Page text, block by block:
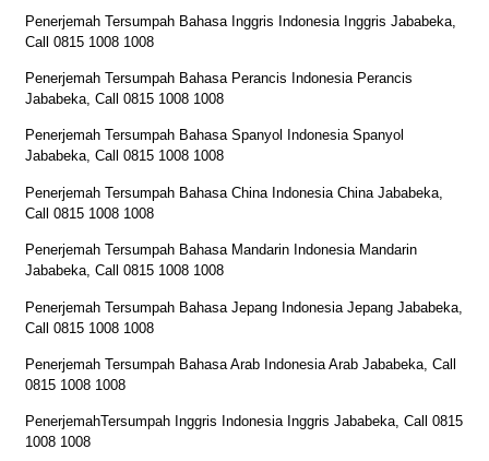
Penerjemah Tersumpah Bahasa Inggris Indonesia Inggris Jababeka,
Call 0815 1008 1008
Penerjemah Tersumpah Bahasa Perancis Indonesia Perancis
Jababeka, Call 0815 1008 1008
Penerjemah Tersumpah Bahasa Spanyol Indonesia Spanyol
Jababeka, Call 0815 1008 1008
Penerjemah Tersumpah Bahasa China Indonesia China Jababeka,
Call 0815 1008 1008
Penerjemah Tersumpah Bahasa Mandarin Indonesia Mandarin
Jababeka, Call 0815 1008 1008
Penerjemah Tersumpah Bahasa Jepang Indonesia Jepang Jababeka,
Call 0815 1008 1008
Penerjemah Tersumpah Bahasa Arab Indonesia Arab Jababeka, Call
0815 1008 1008
PenerjemahTersumpah Inggris Indonesia Inggris Jababeka, Call 0815
1008 1008